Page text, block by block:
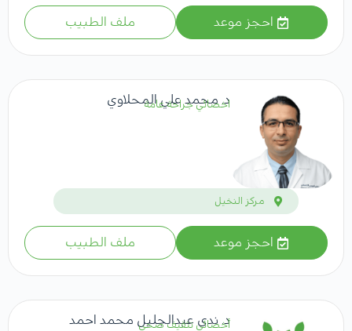
احجز موعد ملف الطبيب
د. محمد علي المحلاوي
اخصائي جراحة عامة
مركز النخيل
احجز موعد ملف الطبيب
د. ندى عبدالجليل محمد احمد
أخصائي تثقيف صحي